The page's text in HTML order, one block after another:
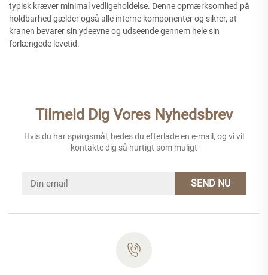
typisk kræver minimal vedligeholdelse. Denne opmærksomhed på
holdbarhed gælder også alle interne komponenter og sikrer, at
kranen bevarer sin ydeevne og udseende gennem hele sin
forlængede levetid.
Tilmeld Dig Vores Nyhedsbrev
Hvis du har spørgsmål, bedes du efterlade en e-mail, og vi vil
kontakte dig så hurtigt som muligt
SEND NU